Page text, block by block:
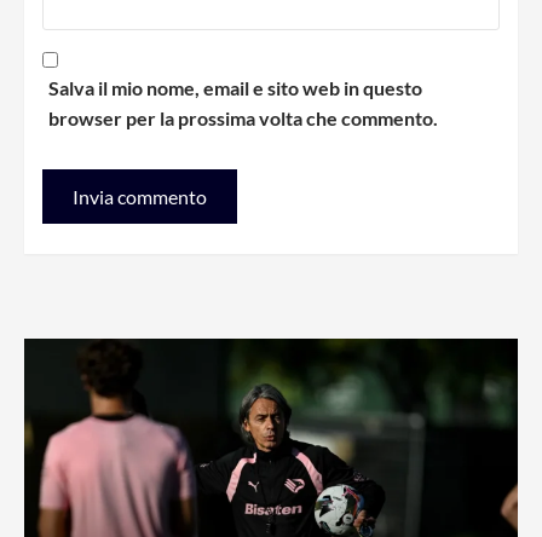
Salva il mio nome, email e sito web in questo
browser per la prossima volta che commento.